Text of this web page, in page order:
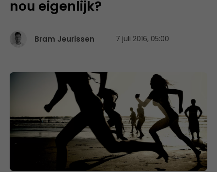
nou eigenlijk?
Bram Jeurissen 7 juli 2016, 05:00